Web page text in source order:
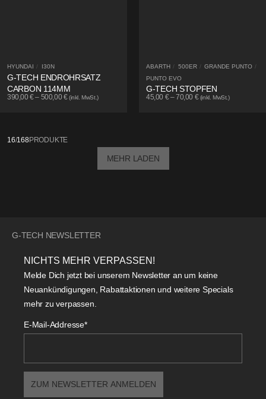
HYUNDAI / I30N
G-TECH ENDROHRSATZ
CARBON 114MM
390,00€– 500,00€ (inkl. MwSt.)
ABARTH / 500ER / GRANDE PUNTO /
PUNTO EVO
G-TECH STOPFEN
45,00 €–70,00 € (inkl. MwSt.)
16/168PRODUKTE
MEHR LADEN
G-TECH NEWSLETTER
NICHTS MEHR VERPASSEN!
Melde Dich jetzt bei unserem Newsletter an um keine
Neuankündigungen, Rabattaktionen und weitere Specials
mehr zu verpassen.
E-Mail-Addresse*